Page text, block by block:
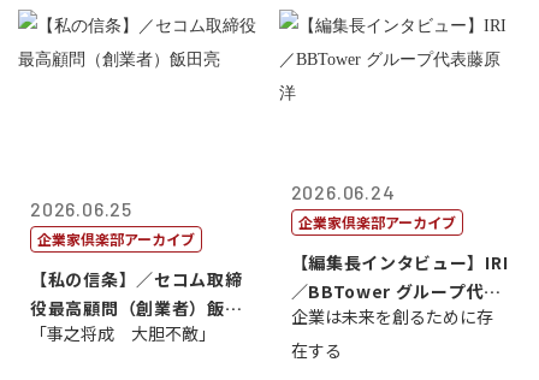
2026.06.25
企業家倶楽部アーカイブ
【私の信条】／セコム取締
役最高顧問（創業者）飯田
亮
「事之将成 大胆不敵」
2026.06.24
企業家倶楽部アーカイブ
【編集長インタビュー】IRI
／BBTower グループ代表
藤...
企業は未来を創るために存
在する